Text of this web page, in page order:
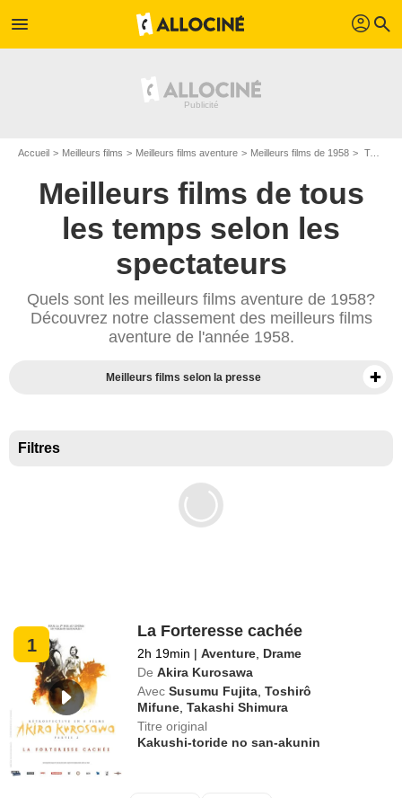
menu profil search
Accueil Meilleurs films Meilleurs films aventure Meilleurs films de 1958 Top films aventure de 1958
Meilleurs films de tous
les temps selon les
spectateurs
Quels sont les meilleurs films aventure de 1958?
Découvrez notre classement des meilleurs films
aventure de l'année 1958.
Meilleurs films selon la presse
Filtres
1
La Forteresse cachée
2h 19min | Aventure Drame
De Akira Kurosawa
Avec Susumu Fujita ,Toshirô
Mifune ,Takashi Shimura
Titre original
Kakushi-toride no san-akunin